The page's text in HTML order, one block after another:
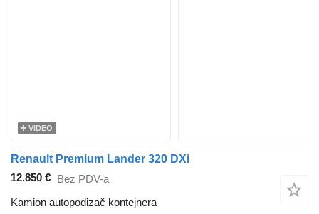
VIDEO
Renault Premium Lander 320 DXi
12.850 € Bez PDV-a
Kamion autopodizač kontejnera